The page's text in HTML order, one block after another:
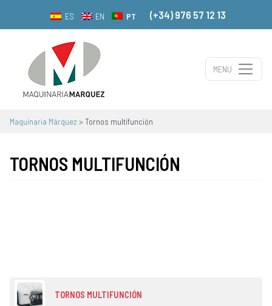
ES EN PT (+34) 976 57 12 13
Navegação principal
MENU
Maquinaria Márquez > Tornos multifunción
TORNOS MULTIFUNCIÓN
TORNOS MULTIFUNCIÓN